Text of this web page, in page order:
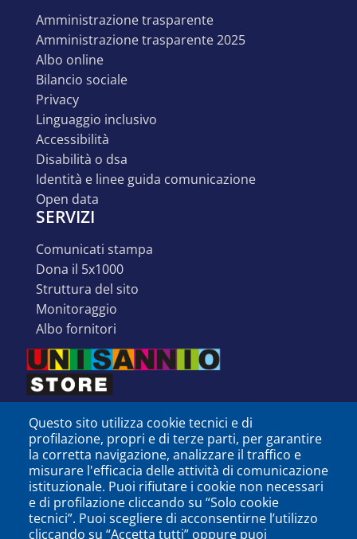
amministrazione trasparente
amministrazione trasparente 2025
albo online
bilancio sociale
privacy
linguaggio inclusivo
accessibilità
disabilità o dsa
identità e linee guida comunicazione
open data
SERVIZI
comunicati stampa
dona il 5x1000
struttura del sito
monitoraggio
albo fornitori
Questo sito utilizza cookie tecnici e di
profilazione, propri e di terze parti, per garantire
la corretta navigazione, analizzare il traffico e
misurare l'efficacia delle attività di comunicazione
istituzionale. Puoi rifiutare i cookie non necessari
e di profilazione cliccando su “Solo cookie
tecnici”. Puoi scegliere di acconsentirne l’utilizzo
cliccando su “Accetta tutti” oppure puoi